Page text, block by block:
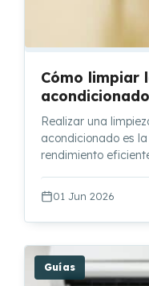
Cómo limpiar
Realizar una
acondicionado es
rendimiento
01 Jun 2026
Guías